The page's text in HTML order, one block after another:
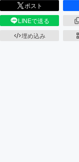
ポスト
LINEで送る
埋め込み